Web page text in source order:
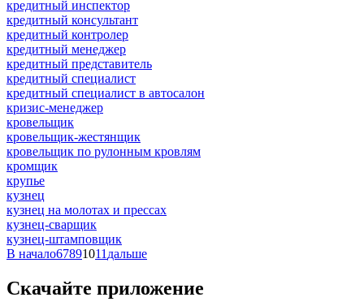
кредитный инспектор
кредитный консультант
кредитный контролер
кредитный менеджер
кредитный представитель
кредитный специалист
кредитный специалист в автосалон
кризис-менеджер
кровельщик
кровельщик-жестянщик
кровельщик по рулонным кровлям
кромщик
крупье
кузнец
кузнец на молотах и прессах
кузнец-сварщик
кузнец-штамповщик
В начало67891011 дальше
Скачайте приложение